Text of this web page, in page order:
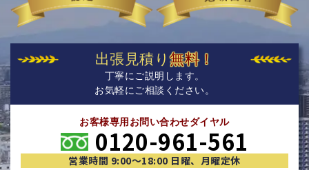
出張見積り無料！
丁寧にご説明します。
お気軽にご相談ください。
お客様専用お問い合わせダイヤル
0120-961-561
営業時間 9:00〜18:00 日曜、月曜定休